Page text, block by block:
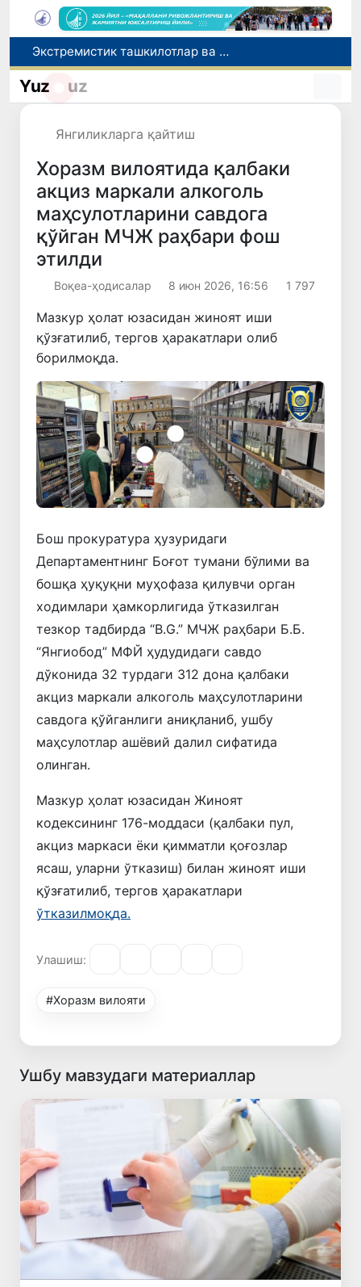
Экстремистик ташкилотлар ва материалларнинг электрон реестри юритилади
Ўзбекистон Журналистлар уюшмаси қошида Блогерлар ижодий кенгаши ташкил этилди
Yuz uz
Янгиликларга қайтиш
Хоразм вилоятида қалбаки
акциз маркали алкоголь
маҳсулотларини савдога
қўйган МЧЖ раҳбари фош
этилди
Воқеа-ҳодисалар 8 июн 2026, 16:56 1 797
Мазкур ҳолат юзасидан жиноят иши
қўзғатилиб, тергов ҳаракатлари олиб
борилмоқда.
Бош прокуратура ҳузуридаги
Департаментнинг Боғот тумани бўлими ва
бошқа ҳуқуқни муҳофаза қилувчи орган
ходимлари ҳамкорлигида ўтказилган
тезкор тадбирда “B.G.” МЧЖ раҳбари Б.Б.
“Янгиобод” МФЙ ҳудудидаги савдо
дўконида 32 турдаги 312 дона қалбаки
акциз маркали алкоголь маҳсулотларини
савдога қўйганлиги аниқланиб, ушбу
маҳсулотлар ашёвий далил сифатида
олинган.
Мазкур ҳолат юзасидан Жиноят
кодексининг 176-моддаси (қалбаки пул,
акциз маркаси ёки қимматли қоғозлар
ясаш, уларни ўтказиш) билан жиноят иши
қўзғатилиб, тергов ҳаракатлари
ўтказилмоқда.
Улашиш:
#Хорaзм вилояти
Ушбу мавзудаги материаллар